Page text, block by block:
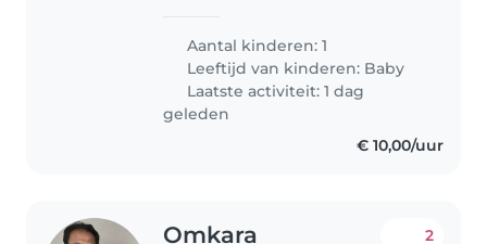
baby. We need someone who
can feed food the baby and take
proper care while..
Aantal kinderen: 1
Leeftijd van kinderen: Baby
Laatste activiteit: 1 dag
geleden
€ 10,00/uur
Omkara 2